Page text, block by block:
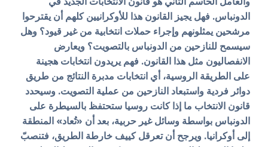
الدونباس. فهل يجيز القانون هذا للأوكرانيين كلهم أن يقترحوا
مرشحين يمثلونهم وإجراء حملات انتخابية من غير قيود؟ وهل
سيسمح للنازحين من الدونباس بالتصويت؟ ويعارض
الانفصاليون مثل هذا القانون. فهم يريدون انتخابات هجينة
على الطريقة الروسية، أي انتخابات مدبرة النتائج من طريق
دوائر فردية واستبعاد النازحين من عملية التصويت. وسيحدد
قانون الانتخاب ما إذا كانت روسيا ستحتفظ بالسيطرة على
الدونباس بواسطة وسائل غير حربية، بعد أن «تُعاد» المنطقة
إلى أوكرانيا. ويرجح أن تعرقل كييف خارطة الطريق، فتنصبّ